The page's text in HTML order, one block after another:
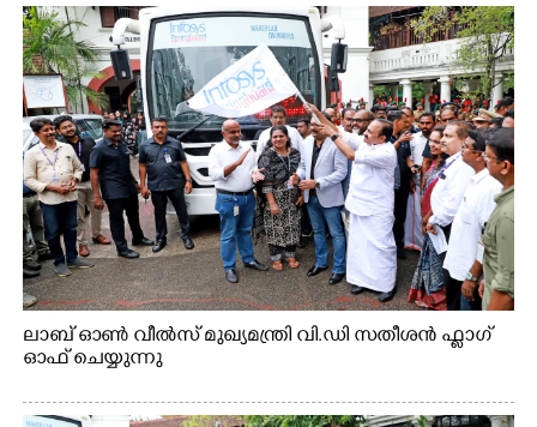
ലാബ് ഓൺ വീൽസ് മുഖ്യമന്ത്രി വി.ഡി സതീശൻ ഫ്ലാഗ്
ഓഫ് ചെയ്യുന്നു